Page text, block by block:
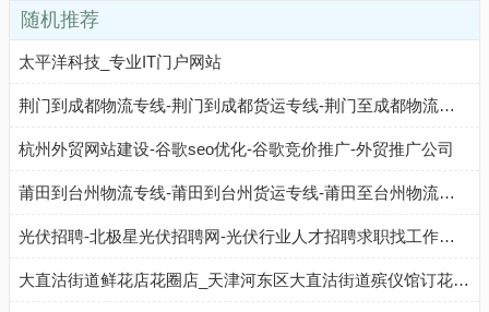
随机推荐
太平洋科技_专业IT门户网站
荆门到成都物流专线-荆门到成都货运专线-荆门至成都物流公司-就发物流网
杭州外贸网站建设-谷歌seo优化-谷歌竞价推广-外贸推广公司
莆田到台州物流专线-莆田到台州货运专线-莆田至台州物流公司-就发物流网
光伏招聘-北极星光伏招聘网-光伏行业人才招聘求职找工作网站
大直沽街道鲜花店花圈店_天津河东区大直沽街道殡仪馆订花圈代送花圈配送服务(地址、电话、配送范围)